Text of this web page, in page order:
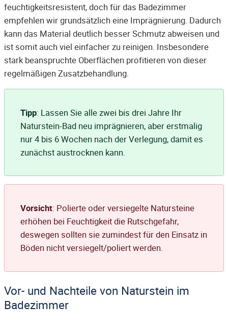
feuchtigkeitsresistent, doch für das Badezimmer
empfehlen wir grundsätzlich eine Imprägnierung. Dadurch
kann das Material deutlich besser Schmutz abweisen und
ist somit auch viel einfacher zu reinigen. Insbesondere
stark beanspruchte Oberflächen profitieren von dieser
regelmäßigen Zusatzbehandlung.
Tipp: Lassen Sie alle zwei bis drei Jahre Ihr
Naturstein-Bad neu imprägnieren, aber erstmalig
nur 4 bis 6 Wochen nach der Verlegung, damit es
zunächst austrocknen kann.
Vorsicht: Polierte oder versiegelte Natursteine
erhöhen bei Feuchtigkeit die Rutschgefahr,
deswegen sollten sie zumindest für den Einsatz in
Böden nicht versiegelt/poliert werden.
Vor- und Nachteile von Naturstein im
Badezimmer